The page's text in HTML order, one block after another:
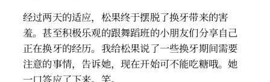
经过两天的适应，松果终于摆脱了换牙带来的害
羞。甚至积极乐观的跟舞蹈班的小朋友们分享自己
正在换牙的经历。我给松果说了一些换牙期间需要
注意的事情，告诉她，现在开始可不能吃糖哦。她
一口答应了下来。笑。